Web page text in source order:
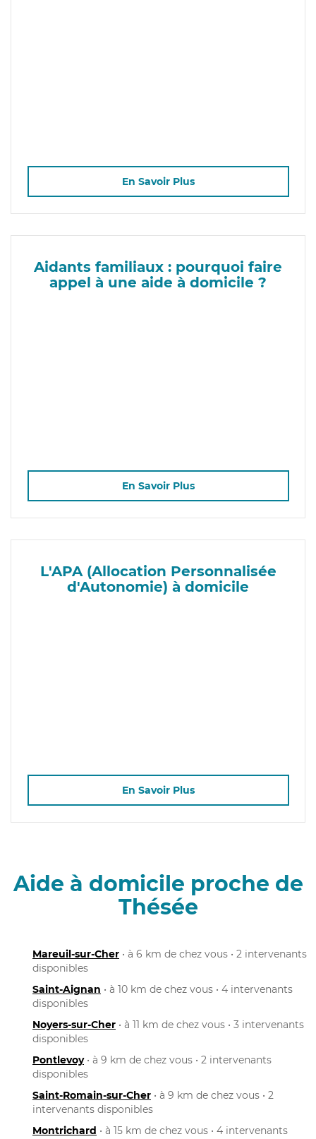
En Savoir Plus
Aidants familiaux : pourquoi faire
appel à une aide à domicile ?
En Savoir Plus
L'APA (Allocation Personnalisée
d'Autonomie) à domicile
En Savoir Plus
Aide à domicile proche de
Thésée
Mareuil-sur-Cher • à 6 km de chez vous • 2 intervenants
disponibles
Saint-Aignan • à 10 km de chez vous • 4 intervenants
disponibles
Noyers-sur-Cher • à 11 km de chez vous • 3 intervenants
disponibles
Pontlevoy• à 9 km de chez vous • 2 intervenants
disponibles
Saint-Romain-sur-Cher • à 9 km de chez vous • 2
intervenants disponibles
Montrichard • à 15 km de chez vous • 4 intervenants